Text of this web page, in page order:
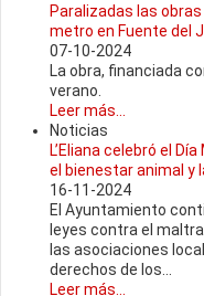
Paralizadas las
metro en Fuente del
07-10-2024
La obra, financiada
verano.
Leer más...
Noticias
L’Eliana celebró el
el bienestar animal y
16-11-2024
El Ayuntamiento
leyes contra el
las asociaciones
derechos de los...
Leer más...